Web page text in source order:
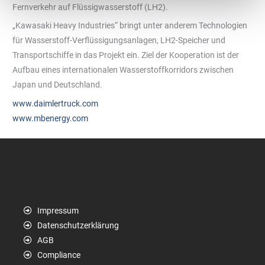
Fernverkehr auf Flüssigwasserstoff (LH2).
„Kawasaki Heavy Industries“ bringt unter anderem Technologien
für Wasserstoff-Verflüssigungsanlagen, LH2-Speicher und
Transportschiffe in das Projekt ein. Ziel der Kooperation ist der
Aufbau eines internationalen Wasserstoffkorridors zwischen
Japan und Deutschland.
www.daimlertruck.com
www.mbenergy.com
Impressum
Datenschutzerklärung
AGB
Compliance